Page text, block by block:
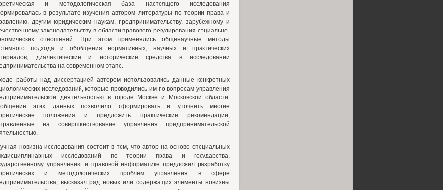
и методологическая база настоящего исследования
в результате изучения автором литературы по теории права и
другим юридическим наукам, предпринимательству, зарубежному и
законодательству в области правового регулирования социально-
отношений. При этом применялись общенаучные методы
подхода и обобщения нормативных, научных и практических
диалектические и исторические средства в исследовании
на современном этапе.
работы над диссертацией автором использовались данные конкретных
исследований, которые проводились им по вопросам управления
деятельностью в городе Москве и Московской области.
этих данных позволило сформировать и уточнить многие
положения и предложить практические рекомендации,
на совершенствование управления предпринимательской
новизна исследования состоит в том, что автор на основе специальных
исследований по теории права и государства,
управлению и правовой информатике предложил разработку
и методологических проблем управления в сфере
высказал ряд новых или содержащих элементы новизны